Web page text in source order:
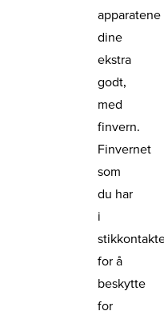
apparatene
dine
ekstra
godt,
med
finvern.
Finvernet
som
du har
i
for å
beskytte
for